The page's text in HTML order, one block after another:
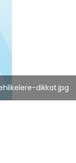
dikkat.jpg